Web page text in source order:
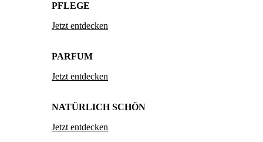
PFLEGE
Jetzt entdecken
PARFUM
Jetzt entdecken
NATÜRLICH SCHÖN
Jetzt entdecken